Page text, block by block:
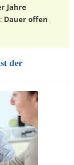
Jahre
Dauer offen
der